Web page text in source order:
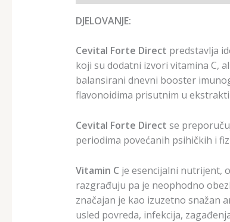
DJELOVANJE:
Cevital Forte Direct predstavlja
koji su dodatni izvori vitamina C,
balansirani dnevni booster
flavonoidima prisutnim u
Cevital Forte Direct se
periodima povećanih psihičkih i
Vitamin C je esencijalni nutrijent,
razgrađuju pa je neophodno
značajan je kao izuzetno snažan
usled povreda, infekcija,